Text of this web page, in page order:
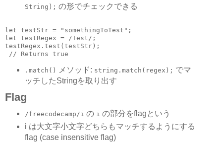
String); の形でチェックできる
let testStr = "somethingToTest";
let testRegex = /Test/;
testRegex.test(testStr);
.match() メソッド: string.match(regex); でマ
ッチしたStringを取り出す
Flag
/freecodecamp/i の i の部分をflagという
i は大文字小文字どちらもマッチするようにする
flag (case insensitive flag)